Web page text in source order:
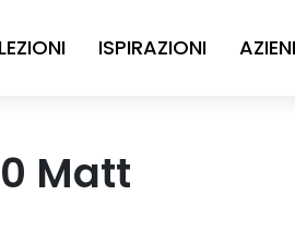
ISPIRAZIONI
Matt